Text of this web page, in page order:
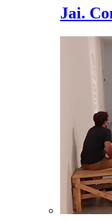
Jai.